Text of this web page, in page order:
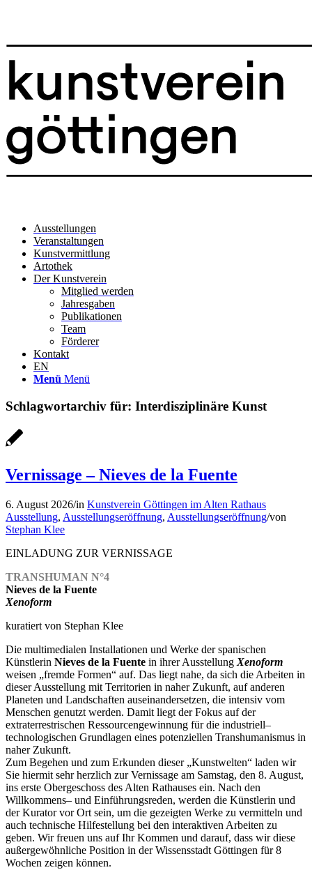
Ausstellungen
Veranstaltungen
Kunstvermittlung
Artothek
Der Kunstverein
Mitglied werden
Jahresgaben
Publikationen
Team
Förderer
Kontakt
EN
Menü Menü
Schlagwortarchiv für: Interdisziplinäre Kunst
Vernissage – Nieves de la Fuente
6. August 2026/in Kunstverein Göttingen im Alten Rathaus
Ausstellung, Ausstellungseröffnung, Ausstellungseröffnung/von
Stephan Klee
EINLADUNG ZUR VERNISSAGE
TRANSHUMAN N°4
Nieves de la Fuente
Xenoform
kuratiert von Stephan Klee
Die multimedialen Installationen und Werke der spanischen
Künstlerin Nieves de la Fuente in ihrer Ausstellung Xenoform
weisen „fremde Formen“ auf. Das liegt nahe, da sich die Arbeiten in
dieser Ausstellung mit Territorien in naher Zukunft, auf anderen
Planeten und Landschaften auseinandersetzen, die intensiv vom
Menschen genutzt werden. Damit liegt der Fokus auf der
extraterrestrischen Ressourcengewinnung für die industriell–
technologischen Grundlagen eines potenziellen Transhumanismus in
naher Zukunft.
Zum Begehen und zum Erkunden dieser „Kunstwelten“ laden wir
Sie hiermit sehr herzlich zur Vernissage am Samstag, den 8. August,
ins erste Obergeschoss des Alten Rathauses ein. Nach den
Willkommens– und Einführungsreden, werden die Künstlerin und
der Kurator vor Ort sein, um die gezeigten Werke zu vermitteln und
auch technische Hilfestellung bei den interaktiven Arbeiten zu
geben. Wir freuen uns auf Ihr Kommen und darauf, dass wir diese
außergewöhnliche Position in der Wissensstadt Göttingen für 8
Wochen zeigen können.